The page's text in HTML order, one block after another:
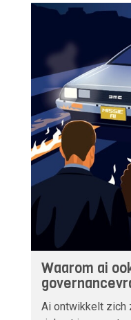
Waarom ai
Ai ontwikkelt zich